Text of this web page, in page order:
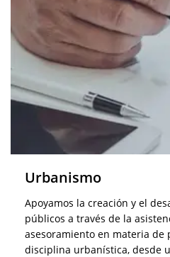
Urbanismo
Apoyamos la creación y el
públicos a través de la
asesoramiento en materia de
disciplina urbanística, desde